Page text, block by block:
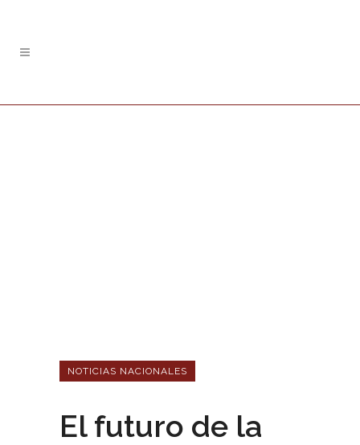
NOTICIAS NACIONALES
El futuro de la